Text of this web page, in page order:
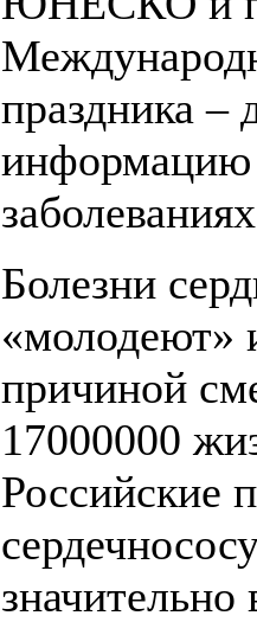
праздника –
информацию
Болезни
«молодеют»
причиной
17000000
Российские